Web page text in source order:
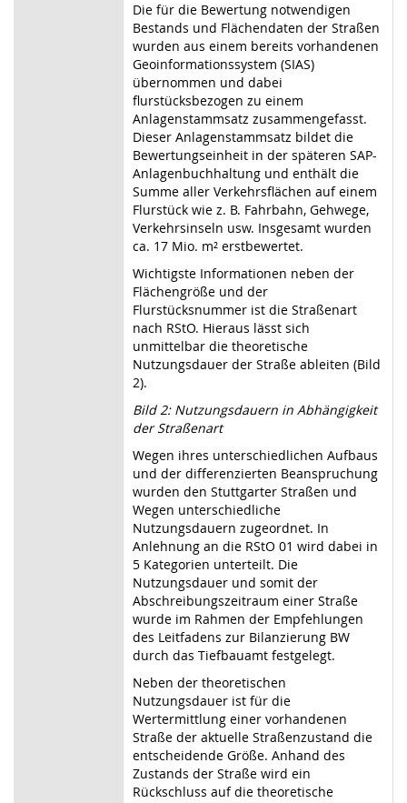
Die für die Bewertung notwendigen
Bestands und Flächendaten der Straßen
wurden aus einem bereits vorhandenen
Geoinformationssystem (SIAS)
übernommen und dabei
flurstücksbezogen zu einem
Anlagenstammsatz zusammengefasst.
Dieser Anlagenstammsatz bildet die
Bewertungseinheit in der späteren SAP-
Anlagenbuchhaltung und enthält die
Summe aller Verkehrsflächen auf einem
Flurstück wie z. B. Fahrbahn, Gehwege,
Verkehrsinseln usw. Insgesamt wurden
ca. 17 Mio. m² erstbewertet.
Wichtigste Informationen neben der
Flächengröße und der
Flurstücksnummer ist die Straßenart
nach RStO. Hieraus lässt sich
unmittelbar die theoretische
Nutzungsdauer der Straße ableiten (Bild
2).
Bild 2: Nutzungsdauern in Abhängigkeit
der Straßenart
Wegen ihres unterschiedlichen Aufbaus
und der differenzierten Beanspruchung
wurden den Stuttgarter Straßen und
Wegen unterschiedliche
Nutzungsdauern zugeordnet. In
Anlehnung an die RStO 01 wird dabei in
5 Kategorien unterteilt. Die
Nutzungsdauer und somit der
Abschreibungszeitraum einer Straße
wurde im Rahmen der Empfehlungen
des Leitfadens zur Bilanzierung BW
durch das Tiefbauamt festgelegt.
Neben der theoretischen
Nutzungsdauer ist für die
Wertermittlung einer vorhandenen
Straße der aktuelle Straßenzustand die
entscheidende Größe. Anhand des
Zustands der Straße wird ein
Rückschluss auf die theoretische